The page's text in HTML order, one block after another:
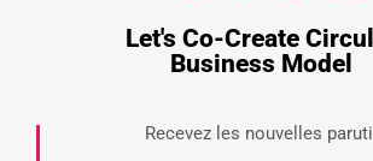
Let's Co-Create
Business Model
Recevez les nouvelles